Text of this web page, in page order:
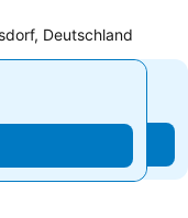
Deutschland